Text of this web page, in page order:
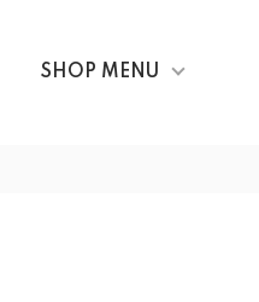
SHOP MENU